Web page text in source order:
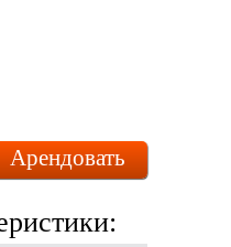
Арендовать